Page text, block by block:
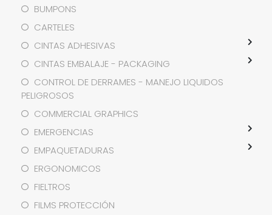
BUMPONS
CARTELES
CINTAS ADHESIVAS
CINTAS EMBALAJE - PACKAGING
CONTROL DE DERRAMES - MANEJO LIQUIDOS
PELIGROSOS
COMMERCIAL GRAPHICS
EMERGENCIAS
EMPAQUETADURAS
ERGONOMICOS
FIELTROS
FILMS PROTECCIÓN